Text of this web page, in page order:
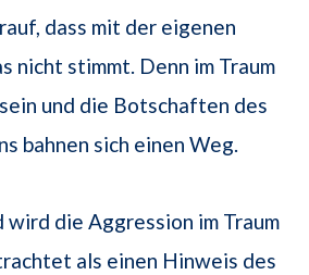
dass mit der eigenen
nicht stimmt. Denn im Traum
und die Botschaften des
bahnen sich einen Weg.
wird die Aggression im Traum
als einen Hinweis des